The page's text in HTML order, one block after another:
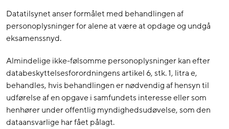
Datatilsynet anser formålet med behandlingen af
personoplysninger for alene at være at opdage og undgå
eksamenssnyd.
Almindelige ikke-følsomme personoplysninger kan efter
databeskyttelsesforordningens artikel 6, stk. 1, litra e,
behandles, hvis behandlingen er nødvendig af hensyn til
udførelse af en opgave i samfundets interesse eller som
henhører under offentlig myndighedsudøvelse, som den
dataansvarlige har fået pålagt.